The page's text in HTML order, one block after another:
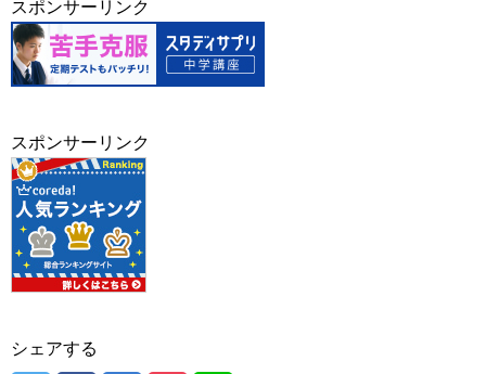
スポンサーリンク
スポンサーリンク
シェアする